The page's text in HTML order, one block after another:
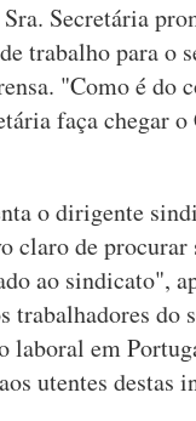
Secretária
trabalho para o
"Como é do
faça chegar
o dirigente
claro de
ao sindicato",
trabalhadores do
laboral em
utentes destas